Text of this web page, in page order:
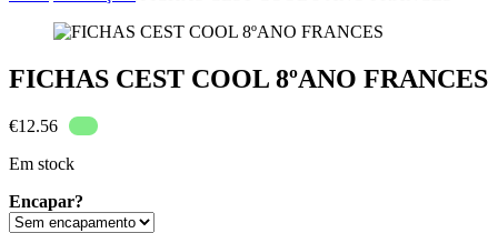
FICHAS CEST COOL 8ºANO FRANCES
€12.56
Em stock
Encapar?